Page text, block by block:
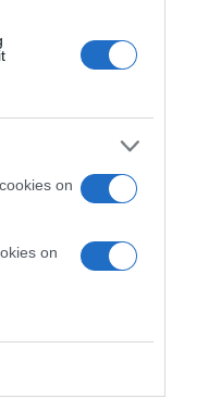
on
on
και τις Ηνωμένες
τα εκκρεμή ζητήματα
δεσμευμένα να
την αποκατάσταση
κρίσης.